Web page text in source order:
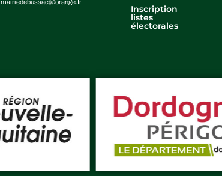
mairiedebussac@orange.fr
Inscription
listes
électorales